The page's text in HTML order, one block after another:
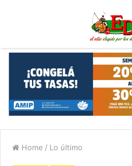
Home / Lo último